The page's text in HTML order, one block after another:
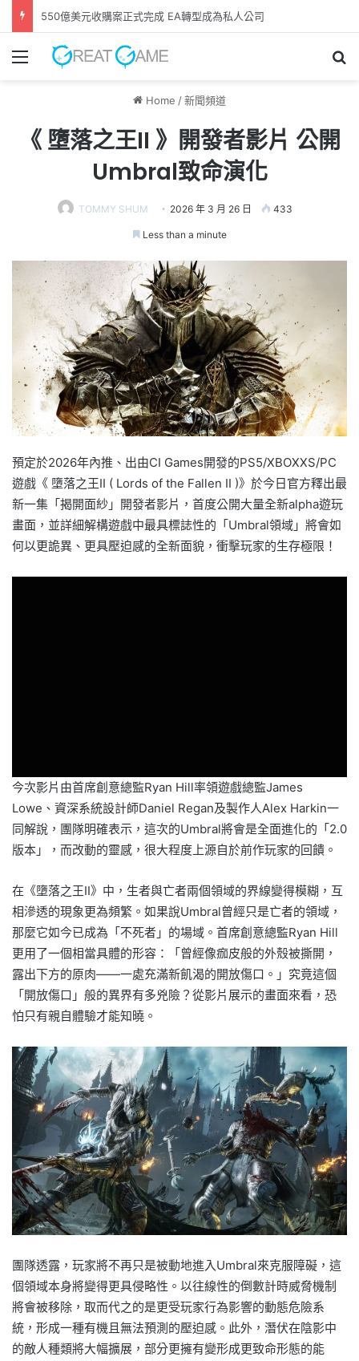
GAME FREAK全新作品《 轉世之獸 》 遊戲今日正式發售！
Menu
Home /新聞頻道
《 墮落之王II 》開發者影片 公開
Umbral致命演化
TOMMY SHUM 2026 年 3 月 26 日 433
Less than a minute
預定於2026年內推、出由CI Games開發的PS5/XBOXXS/PC
遊戲《 墮落之王II ( Lords of the Fallen II )》於今日官方釋出最
新一集「揭開面紗」開發者影片，首度公開大量全新alpha遊玩
畫面，並詳細解構遊戲中最具標誌性的「Umbral領域」將會如
何以更詭異、更具壓迫感的全新面貌，衝擊玩家的生存極限！
今次影片由首席創意總監Ryan Hill率領遊戲總監James
Lowe、資深系統設計師Daniel Regan及製作人Alex Harkin一
同解說，團隊明確表示，這次的Umbral將會是全面進化的「2.0
版本」，而改動的靈感，很大程度上源自於前作玩家的回饋。
在《墮落之王II》中，生者與亡者兩個領域的界線變得模糊，互
相滲透的現象更為頻繁。如果說Umbral曾經只是亡者的領域，
那麼它如今已成為「不死者」的場域。首席創意總監Ryan Hill
更用了一個相當具體的形容：「曾經像痂皮般的外殼被撕開，
露出下方的原肉——一處充滿新飢渴的開放傷口。」究竟這個
「開放傷口」般的異界有多兇險？從影片展示的畫面來看，恐
怕只有親自體驗才能知曉。
團隊透露，玩家將不再只是被動地進入Umbral來克服障礙，這
個領域本身將變得更具侵略性。以往線性的倒數計時威脅機制
將會被移除，取而代之的是更受玩家行為影響的動態危險系
統，形成一種有機且無法預測的壓迫感。此外，潛伏在陰影中
的敵人種類將大幅擴展，部分更擁有變形成更致命形態的能